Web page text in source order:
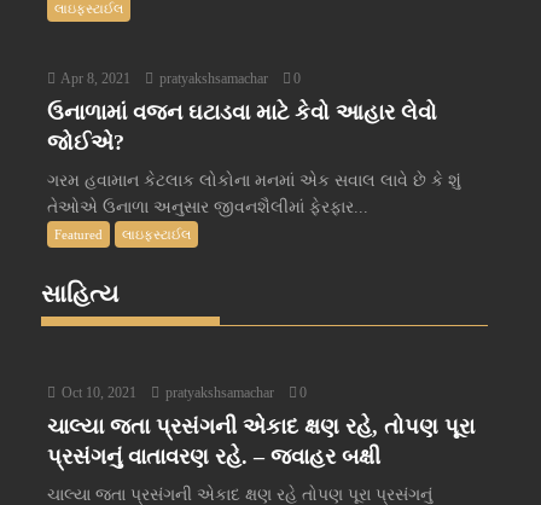
લાઇફસ્ટાઈલ
Apr 8, 2021 pratyakshsamachar 0
ઉનાળામાં વજન ઘટાડવા માટે કેવો આહાર લેવો
જોઈએ?
ગરમ હવામાન કેટલાક લોકોના મનમાં એક સવાલ લાવે છે કે શું
તેઓએ ઉનાળા અનુસાર જીવનશૈલીમાં ફેરફાર...
Featured લાઇફસ્ટાઈલ
સાહિત્ય
Oct 10, 2021 pratyakshsamachar 0
ચાલ્યા જતા પ્રસંગની એકાદ ક્ષણ રહે, તોપણ પૂરા
પ્રસંગનું વાતાવરણ રહે. – જવાહર બક્ષી
ચાલ્યા જતા પ્રસંગની એકાદ ક્ષણ રહે તોપણ પૂરા પ્રસંગનું